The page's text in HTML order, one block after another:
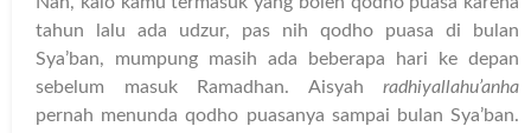
tahun lalu ada udzur, pas nih qodho puasa di bulan
Sya’ban, mumpung masih ada beberapa hari ke depan
sebelum masuk Ramadhan. Aisyah radhiyallahu’anha
pernah menunda qodho puasanya sampai bulan Sya’ban.